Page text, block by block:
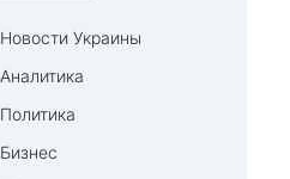
Новости Украины
Аналитика
Политика
Бизнес